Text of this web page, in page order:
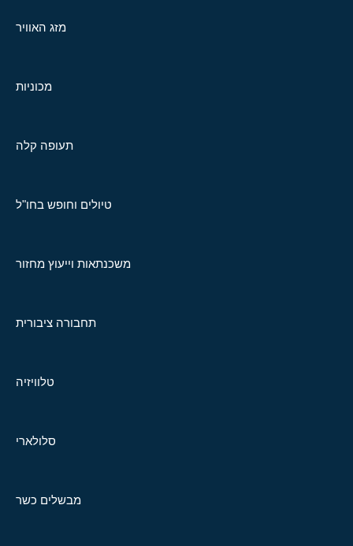
מזג האוויר
מכוניות
תעופה קלה
טיולים וחופש בחו"ל
משכנתאות וייעוץ מחזור
תחבורה ציבורית
טלוויזיה
סלולארי
מבשלים כשר